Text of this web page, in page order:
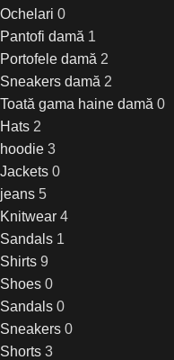
Ochelari 0
Pantofi damă 1
Portofele damă 2
Sneakers damă 2
Toată gama haine damă 0
Hats 2
hoodie 3
Jackets 0
jeans 5
Knitwear 4
Sandals 1
Shirts 9
Shoes 0
Sandals 0
Sneakers 0
Shorts 3